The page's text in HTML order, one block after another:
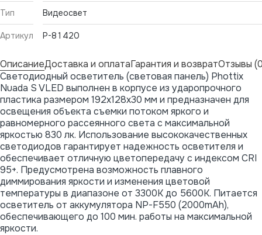
Тип Видеосвет
Артикул P-81420
ОписаниеДоставка и оплатаГарантия и возвратОтзывы
Светодиодный осветитель (световая панель) Phottix
Nuada S VLED выполнен в корпусе из ударопрочного
пластика размером 192x128x30 мм и предназначен для
освещения объекта съемки потоком яркого и
равномерного рассеянного света с максимальной
яркостью 830 лк. Использование высококачественных
светодиодов гарантирует надежность осветителя и
обеспечивает отличную цветопередачу с индексом CRI
95+. Предусмотрена возможность плавного
диммирования яркости и изменения цветовой
температуры в диапазоне от 3300K до 5600К. Питается
осветитель от аккумулятора NP-F550 (2000mAh),
обеспечивающего до 100 мин. работы на максимальной
яркости.